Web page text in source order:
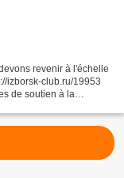
revenir à l'échelle
izborsk-club.ru/19953
de soutien à la